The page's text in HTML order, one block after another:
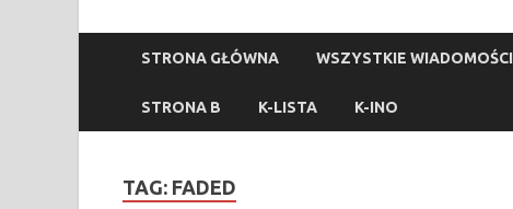
STRONA GŁÓWNA WSZYSTKIE WIADOMOŚCI
STRONA B K-LISTA K-INO
TAG: FADED